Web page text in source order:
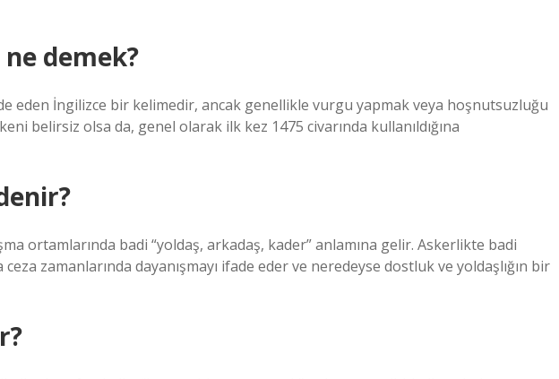
demek?
eden İngilizce bir kelimedir, ancak genellikle vurgu yapmak veya hoşnutsuzluğu
belirsiz olsa da, genel olarak ilk kez 1475 civarında kullanıldığına
ortamlarında badi “yoldaş, arkadaş, kader” anlamına gelir. Askerlikte badi
zamanlarında dayanışmayı ifade eder ve neredeyse dostluk ve yoldaşlığın bir